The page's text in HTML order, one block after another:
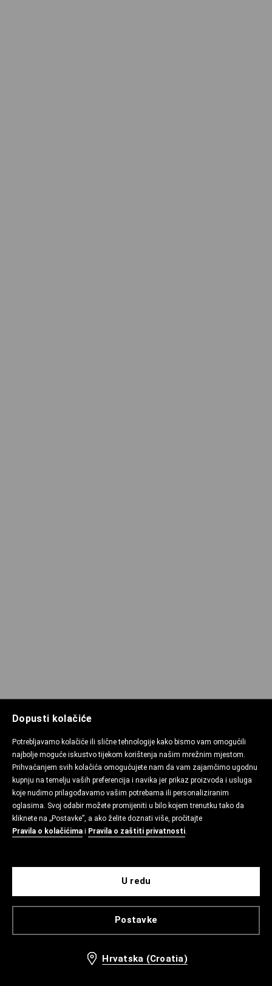
Dopusti kolačiće
Potrebljavamo kolačiće ili slične tehnologije kako bismo vam omogućili
najbolje moguće iskustvo tijekom korištenja našim mrežnim mjestom.
Prihvaćanjem svih kolačića omogućujete nam da vam zajamčimo ugodnu
kupnju na temelju vaših preferencija i navika jer prikaz proizvoda i usluga
koje nudimo prilagođavamo vašim potrebama ili personaliziranim
oglasima. Svoj odabir možete promijeniti u bilo kojem trenutku tako da
kliknete na „Postavke”, a ako želite doznati više, pročitajte
Pravila o kolačićima i Pravila o zaštiti privatnosti.
Postavke
U redu
Hrvatska (Croatia)